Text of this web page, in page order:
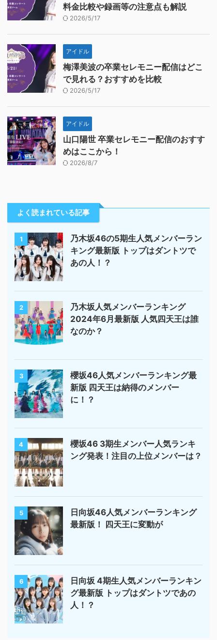
料金比較や録画等の注意点も解説
2026/5/17
アイドル
梅澤美波の卒業セレモニー配信はどこ
で見れる？おすすめを比較
2026/5/17
アイドル
山口陽世 卒業セレモニー配信のおすす
めはここから！
2026/8/7
よく読まれている記事
1
乃木坂46の5期生人気メンバーラン
キング最新版 トップはダントツで
あの人！？
2
乃木坂人気メンバーランキング
2024年6月最新版 人気四天王は誰
なのか？
3
櫻坂46人気メンバーランキング最
新版 四天王は納得のメンバー
に！？
4
櫻坂46 3期生メンバー人気ランキ
ング発表！注目の上位メンバーは？
5
日向坂46人気メンバーランキング
最新版！ 四天王に変動が
6
日向坂 4期生人気メンバーランキン
グ最新版 トップはダントツであの
人！？